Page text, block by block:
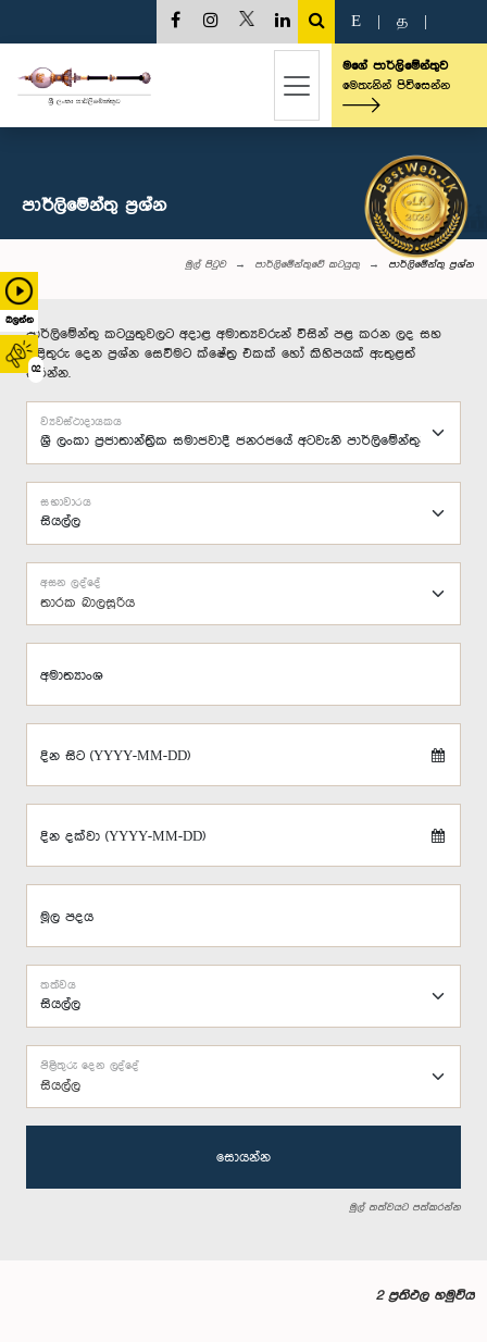
බලන්න
02
E த
මගේ පාර්ලිමේන්තුව
මෙතැනින් පිවිසෙන්න
පාර්ලි‌මේන්තු‌ ප්‍රශ්න
මුල් පිටුව පාර්ලිමේන්තුවේ කටයුතු පාර්ලි‌මේන්තු‌ ප්‍රශ්න
පාර්ලිමේන්තු කටයුතුවලට අදාළ අමාත්‍යවරුන් විසින් පළ කරන ලද සහ
පිළිතුරු දෙන ප්‍රශ්න සෙවීමට ක්ෂේත්‍ර එකක් හෝ කිහිපයක් ඇතුළත්
කරන්න.
ව්‍යවස්ථාදායකය
සභාවාරය
තාරක බාලසූරිය
අසන ලද්දේ
අමාත්‍යාංශ
දින සිට (YYYY-MM-DD)
දින දක්වා (YYYY-MM-DD)
මූල පදය
තත්වය
සියල්ල
පිළිතුරු දෙන ලද්දේ
සොයන්න
මුල් තත්වයට පත්කරන්න
2 ප්‍රතිඵල හමුවිය